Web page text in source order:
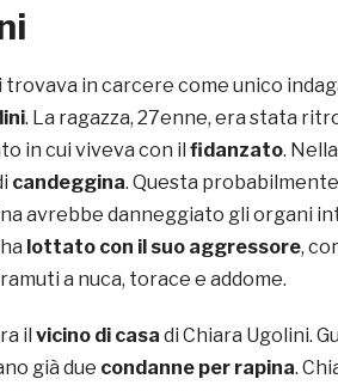
trovava in carcere come unico
. La ragazza, 27enne, era stata
in cui viveva con il fidanzato.
candeggina. Questa
avrebbe danneggiato gli organi
lottato con il suo aggressore,
a nuca, torace e addome.
il vicino di casa di Chiara Ugolini.
già due condanne per rapina.